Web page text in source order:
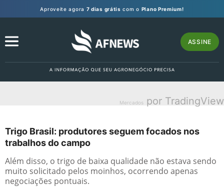
Aproveite agora 7 dias grátis com o Plano Premium!
ASSINE
Mercados por TradingView
Trigo Brasil: produtores seguem focados nos
trabalhos do campo
Além disso, o trigo de baixa qualidade não estava sendo
muito solicitado pelos moinhos, ocorrendo apenas
negociações pontuais.